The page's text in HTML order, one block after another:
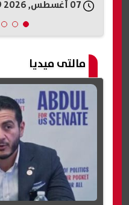
مالتى ميديا